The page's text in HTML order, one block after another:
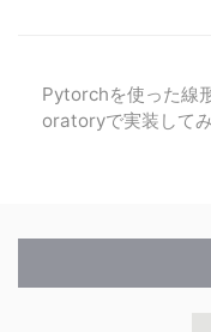
Pytorchを使った線
oratoryで実装して